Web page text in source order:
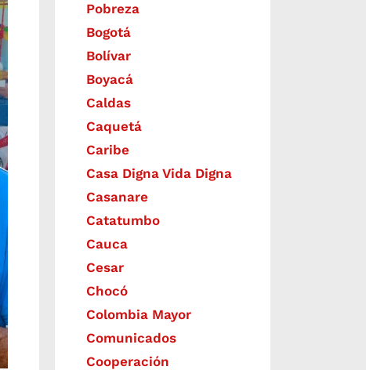
Pobreza
Bogotá
Bolívar
Boyacá
Caldas
Caquetá
Caribe
Casa Digna Vida Digna
Casanare
Catatumbo
Cauca
Cesar
Chocó
Colombia Mayor
Comunicados
Cooperación